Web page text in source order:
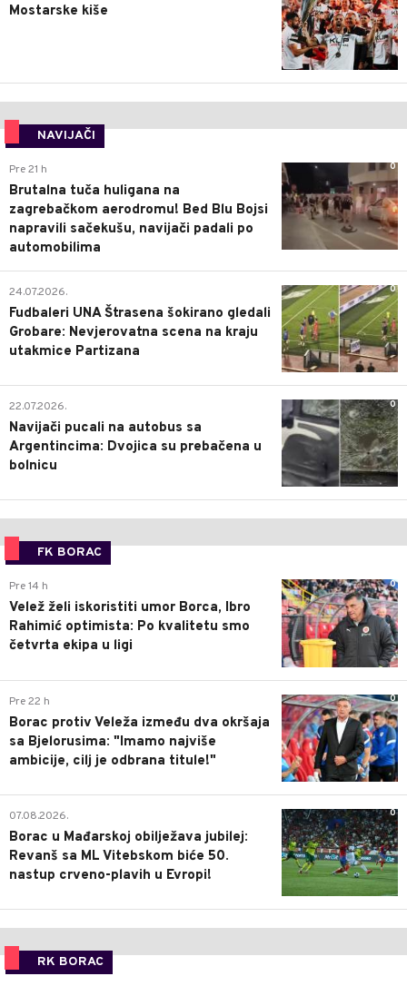
Mostarske kiše
NAVIJAČI
0
Pre 21 h
Brutalna tuča huligana na
zagrebačkom aerodromu! Bed Blu Bojsi
napravili sačekušu, navijači padali po
automobilima
0
24.07.2026.
Fudbaleri UNA Štrasena šokirano gledali
Grobare: Nevjerovatna scena na kraju
utakmice Partizana
0
22.07.2026.
Navijači pucali na autobus sa
Argentincima: Dvojica su prebačena u
bolnicu
FK BORAC
0
Pre 14 h
Velež želi iskoristiti umor Borca, Ibro
Rahimić optimista: Po kvalitetu smo
četvrta ekipa u ligi
0
Pre 22 h
Borac protiv Veleža između dva okršaja
sa Bjelorusima: "Imamo najviše
ambicije, cilj je odbrana titule!"
0
07.08.2026.
Borac u Mađarskoj obilježava jubilej:
Revanš sa ML Vitebskom biće 50.
nastup crveno-plavih u Evropi!
RK BORAC